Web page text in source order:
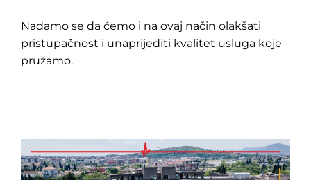
Nadamo se da ćemo i na ovaj način olakšati
pristupačnost i unaprijediti kvalitet usluga koje
pružamo.